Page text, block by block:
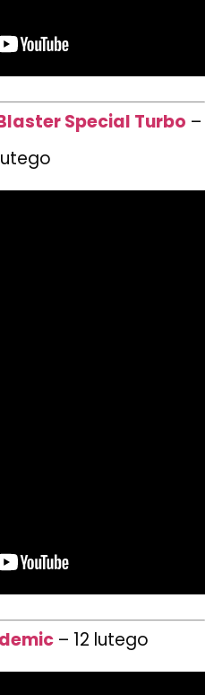
Special Turbo –
– 12 lutego